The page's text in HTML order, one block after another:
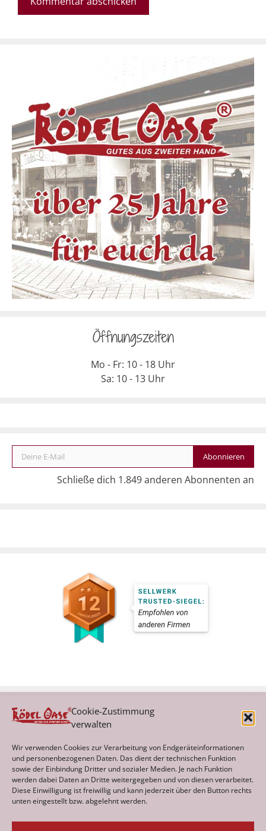
Cookie-Zustimmung
verwalten
Wir verwenden Cookies zur Verarbeitung von Endgeräteinformationen
und personenbezogenen Daten. Das dient der technischen Funktion
sowie der Einbindung Dritter und sozialer Medien. Je nach Funktion
werden dabei Daten an Dritte weitergegeben und von diesen verarbeitet.
Diese Einwilligung ist freiwillig und kann jederzeit über den Button rechts
unten eingestellt bzw. abgelehnt werden.
Öffnungszeiten
Mo - Fr: 10 - 18 Uhr
Sa: 10 - 13 Uhr
Deine E-Mail
Abonnieren
Schließe dich 1.849 anderen Abonnenten an
Archiv